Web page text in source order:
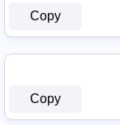
Copy
Copy